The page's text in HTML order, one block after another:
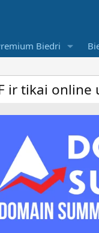
Biedri